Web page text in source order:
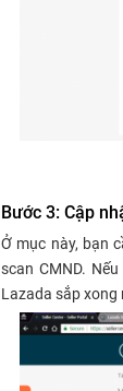
Bước 3: Cập
Ở mục này, bạn
scan CMND.
Lazada sắp xong